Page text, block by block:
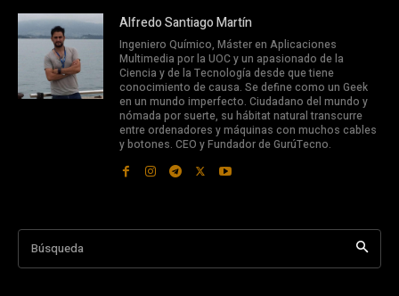
Alfredo Santiago Martín
Ingeniero Químico, Máster en Aplicaciones
Multimedia por la UOC y un apasionado de la
Ciencia y de la Tecnología desde que tiene
conocimiento de causa. Se define como un Geek
en un mundo imperfecto. Ciudadano del mundo y
nómada por suerte, su hábitat natural transcurre
entre ordenadores y máquinas con muchos cables
y botones. CEO y Fundador de GurúTecno.
Búsqueda